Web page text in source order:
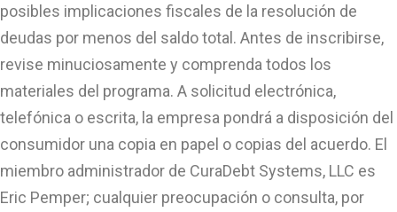
posibles implicaciones fiscales de la resolución de
deudas por menos del saldo total. Antes de inscribirse,
revise minuciosamente y comprenda todos los
materiales del programa. A solicitud electrónica,
telefónica o escrita, la empresa pondrá a disposición del
consumidor una copia en papel o copias del acuerdo. El
miembro administrador de CuraDebt Systems, LLC es
Eric Pemper; cualquier preocupación o consulta, por